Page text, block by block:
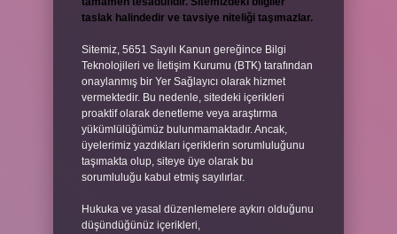
taslak halindedir ve tavsiye niteliği taşımazlar.
Sitemiz, 5651 Sayılı Kanun gereğince Bilgi
Teknolojileri ve İletişim Kurumu (BTK) tarafından
onaylanmış bir Yer Sağlayıcı olarak hizmet
vermektedir. Bu nedenle, sitedeki içerikleri
proaktif olarak denetleme veya araştırma
yükümlülüğümüz bulunmamaktadır. Ancak,
üyelerimiz yazdıkları içeriklerin sorumluluğunu
taşımakta olup, siteye üye olarak bu
sorumluluğu kabul etmiş sayılırlar.
Hukuka ve yasal düzenlemelere aykırı olduğunu
düşündüğünüz içerikleri,